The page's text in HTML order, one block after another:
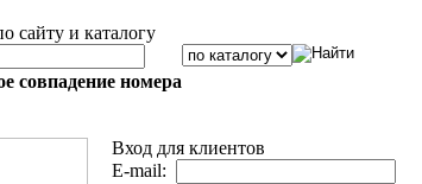
сайту и каталогу
совпадение номера
Вход для клиентов
E-mail: